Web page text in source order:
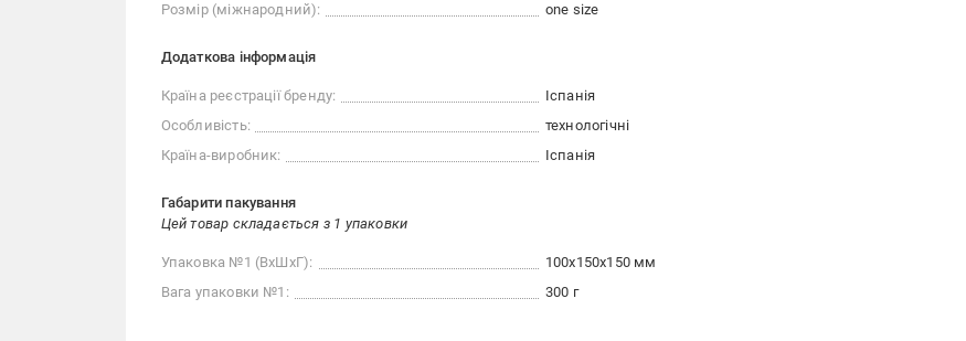
Розмір (міжнародний):
one size
Додаткова інформація
Країна реєстрації бренду:
Іспанія
Особливість:
технологічні
Країна-виробник:
Іспанія
Габарити пакування
Цей товар складається з 1 упаковки
Упаковка №1 (ВхШхГ):
100x150x150 мм
Вага упаковки №1:
300 г